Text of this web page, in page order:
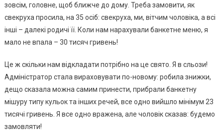
зовсім, головне, щоб ближче до дому. Треба замовити, як
свекруха просила, на 35 осіб: свекруха, ми, вітчим чоловіка, а всі
інші – далекі родичі її. Коли нам нарахували банкетне меню, я
мало не впала – 30 тисяч гривень!
Це ж скільки нам відкладати потрібно на це свято. Я в сльози!
Адміністратор стала вираховувати по-новому: робила знижки,
дещо сказала можна самим принести, прибрали банкетну
мішуру типу кульок та інших речей, все одно вийшло мінімум 23
тисячі гривень. Я все одно вражена, але чоловік сказав: будемо
замовляти!